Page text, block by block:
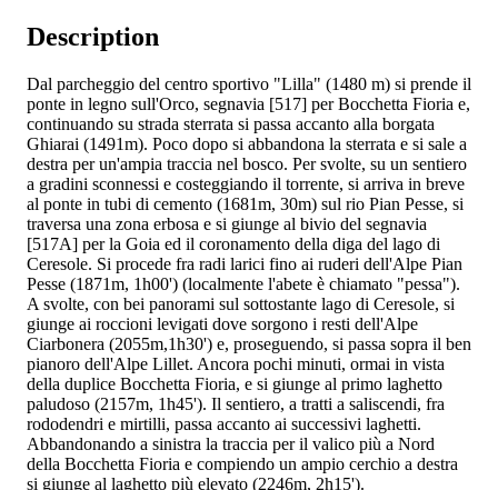
Description
Dal parcheggio del centro sportivo "Lilla" (1480 m) si prende il
ponte in legno sull'Orco, segnavia [517] per Bocchetta Fioria e,
continuando su strada sterrata si passa accanto alla borgata
Ghiarai (1491m). Poco dopo si abbandona la sterrata e si sale a
destra per un'ampia traccia nel bosco. Per svolte, su un sentiero
a gradini sconnessi e costeggiando il torrente, si arriva in breve
al ponte in tubi di cemento (1681m, 30m) sul rio Pian Pesse, si
traversa una zona erbosa e si giunge al bivio del segnavia
[517A] per la Goia ed il coronamento della diga del lago di
Ceresole. Si procede fra radi larici fino ai ruderi dell'Alpe Pian
Pesse (1871m, 1h00') (localmente l'abete è chiamato "pessa").
A svolte, con bei panorami sul sottostante lago di Ceresole, si
giunge ai roccioni levigati dove sorgono i resti dell'Alpe
Ciarbonera (2055m,1h30') e, proseguendo, si passa sopra il ben
pianoro dell'Alpe Lillet. Ancora pochi minuti, ormai in vista
della duplice Bocchetta Fioria, e si giunge al primo laghetto
paludoso (2157m, 1h45'). Il sentiero, a tratti a saliscendi, fra
rododendri e mirtilli, passa accanto ai successivi laghetti.
Abbandonando a sinistra la traccia per il valico più a Nord
della Bocchetta Fioria e compiendo un ampio cerchio a destra
si giunge al laghetto più elevato (2246m, 2h15').